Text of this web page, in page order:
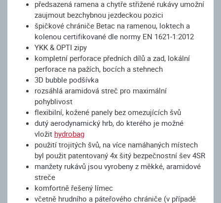
předsazená ramena a chytře střižené rukávy umožní
zaujmout bezchybnou jezdeckou pozici
špičkové chrániče Betac na ramenou, loktech a
kolenou certifikované dle normy EN 1621-1:2012
YKK & OPTI zipy
kompletní perforace předních dílů a zad, lokální
perforace na pažích, bocích a stehnech
3D bubble podšívka
rozsáhlá aramidová streč pro maximální
pohyblivost
flexibilní, kožené panely bez omezujících švů
dutý aerodynamický hrb, do kterého je možné
vložit hydrobag
použití trojitých švů, na více namáhaných místech
byl použit patentovaný 4x šitý bezpečnostní šev 4SR
manžety rukávů jsou vyrobeny z měkké, aramidové
streče
komfortně řešený límec
včetně hrudního a páteřového chrániče (v případě